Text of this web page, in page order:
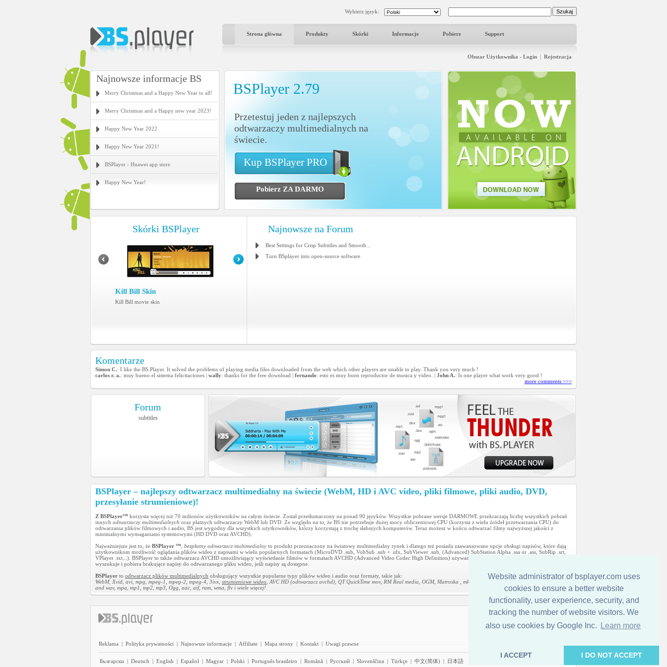
Website administrator of bsplayer.com uses
cookies to ensure a better website
functionality, user experience, security, and
tracking the number of website visitors. We
also use cookies by Google Inc.
Learn more
I ACCEPT I DO NOT ACCEPT
Wybierz język:
Strona główna Produkty Skórki Informacje Pobierz Support
Obszar Użytkownika - Login | Rejestracja
Najnowsze informacje BS
Merry Christmas and a Happy New Year to all!
Merry Christmas and a Happy new year 2023!
Happy New Year 2022
Happy New Year 2021!
BSPlayer - Huawei app store
Happy New Year!
BSPlayer 2.79
Przetestuj jeden z najlepszych
odtwarzaczy multimedialnych na
świecie.
Kup BSPlayer PRO
Pobierz ZA DARMO
Skórki BSPlayer
Kill Bill Skin
Kill Bill movie skin
Najnowsze na Forum
Best Settings for Crisp Subtitles and Smooth...
Turn BSplayer into open-source software
Komentarze
Simon C.: I like the BS.Player. It solved the problems of playing media files downloaded from the web which other players are unable to play. Thank you very much !
carlos r. a.: muy bueno el sistema felicitaciones | wally: thanks for the free download | fernando: esto es muy buen reproductor de musica y video. | John A.: Is one player what work very good !
more comments >>>
Forum
subtitles
BSPlayer – najlepszy odtwarzacz multimedialny na świecie (WebM, HD i AVC video, pliki filmowe, pliki audio, DVD,
przesyłanie strumieniowe)!
Z BSPlayer™ korzysta więcej niż 70 milionów użytkowników na całym świecie. Został przetłumaczony na ponad 90 języków. Wszystkie pobrane wersje DARMOWE przekraczają liczbę wszystkich pobrań
innych odtwarzaczy multimedialnych oraz płatnych odtwarzaczy WebM lub DVD. Ze względu na to, że BS nie potrzebuje dużej mocy obliczeniowej CPU (korzysta z wielu źródeł przetwarzania CPU) do
odtwarzania plików filmowych i audio, BS jest wygodny dla wszystkich użytkowników, którzy korzystają z trochę słabszych komputerów. Teraz możesz w końcu odtwarzać filmy najwyższej jakości z
minimalnymi wymaganiami systemowymi (HD DVD oraz AVCHD).
Najważniejsze jest to, że BSPlayer ™ bezpłatny odtwarzacz multimedialny to produkt przeznaczony na światowy multimedialny rynek i dlatego też posiada zaawansowane opcje obsługi napisów, które dają
użytkownikom możliwość oglądania plików wideo z napisami w wielu popularnych formatach (MicroDVD .sub, VobSub .sub + .idx, SubViewer .sub, (Advanced) SubStation Alpha .ssa or .ass, SubRip .srt,
VPlayer .txt...). BSPlayer to także odtwarzacz AVCHD umożliwiający wyświetlanie filmów w formatach AVCHD (Advanced Video Codec High Definition) używanych w cyfrowych kamerach. Automatycznie
wyszukuje i pobiera brakujące napisy do odtwarzanego pliku wideo, jeśli napisy są dostępne.
BSPlayer to odtwarzacz plików multimedialnych obsługujący wszystkie popularne typy plików wideo i audio oraz formaty, takie jak:
WebM, Xvid, avi, mpg, mpeg-1, mpeg-2, mpeg-4, 3ivx, strumieniowe wideo , AVC HD (odtwarzacz avchd), QT QuickTime mov, RM Real media, OGM, Matroska , mkv, asf, wmv, DV, m1v, m2v, mp4, mpv, swf, vob
and wav, mpa, mp1, mp2, mp3, Ogg, aac, aif, ram, wma, flv i wiele więcej!
Reklama | Polityka prywatności | Najnowsze informacje | Affiliate | Mapa strony | Kontakt | Uwagi prawne
Български | Deutsch | English | Español | Magyar | Polski | Português brasileiro | Română | Pyccĸий | Slovenščina | Türkçe | 中文(简体) | 日本語